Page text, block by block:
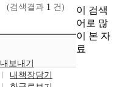
(검색결과 1 건)
내보내기
내책장담기
이 검색
어로 많
이 본 자
료